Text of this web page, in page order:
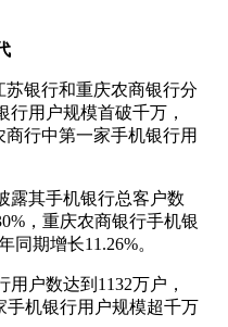
银行和重庆农商银行分
行用户规模首破千万，
行中第一家手机银行用
露其手机银行总客户数
，重庆农商银行手机银
同期增长11.26%。
户数达到1132万户，
手机银行用户规模超千万